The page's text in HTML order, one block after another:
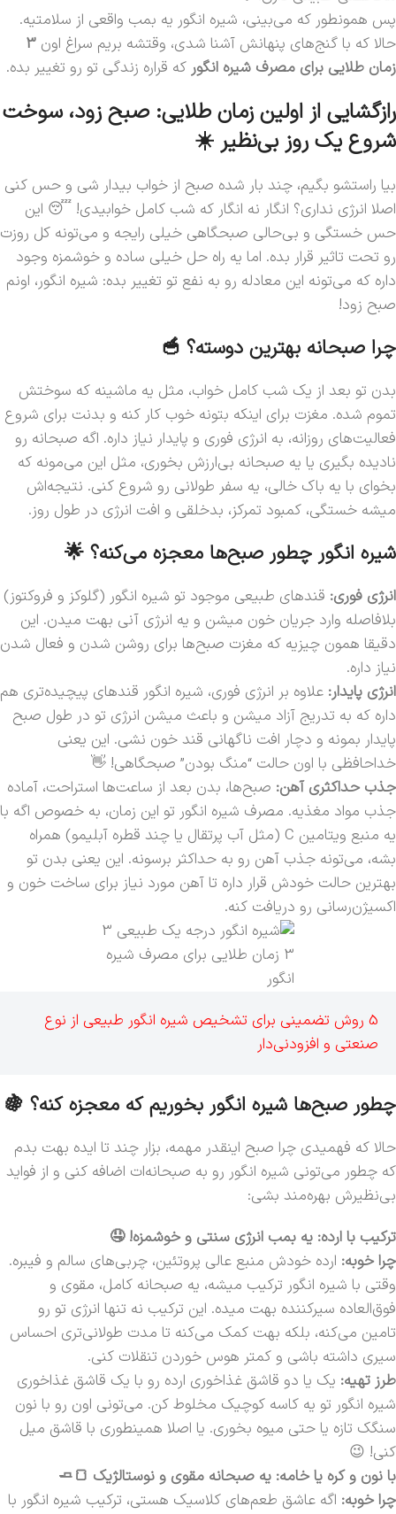
پس همونطور که می‌بینی، شیره انگور یه بمب واقعی از سلامتیه.
حالا که با گنج‌های پنهانش آشنا شدی، وقتشه بریم سراغ اون 3
زمان طلایی برای مصرف شیره انگور که قراره زندگی تو رو تغییر بده.
رازگشایی از اولین زمان طلایی: صبح زود، سوخت
شروع یک روز بی‌نظیر ☀️
بیا راستشو بگیم، چند بار شده صبح از خواب بیدار شی و حس کنی
اصلا انرژی نداری؟ انگار نه انگار که شب کامل خوابیدی! 😴 این
حس خستگی و بی‌حالی صبحگاهی خیلی رایجه و می‌تونه کل روزت
رو تحت تاثیر قرار بده. اما یه راه حل خیلی ساده و خوشمزه وجود
داره که می‌تونه این معادله رو به نفع تو تغییر بده: شیره انگور، اونم
صبح زود!
چرا صبحانه بهترین دوسته؟ 🥣
بدن تو بعد از یک شب کامل خواب، مثل یه ماشینه که سوختش
تموم شده. مغزت برای اینکه بتونه خوب کار کنه و بدنت برای شروع
فعالیت‌های روزانه، به انرژی فوری و پایدار نیاز داره. اگه صبحانه رو
نادیده بگیری یا یه صبحانه بی‌ارزش بخوری، مثل این می‌مونه که
بخوای با یه باک خالی، یه سفر طولانی رو شروع کنی. نتیجه‌اش
میشه خستگی، کمبود تمرکز، بدخلقی و افت انرژی در طول روز.
شیره انگور چطور صبح‌ها معجزه می‌کنه؟ 🌟
انرژی فوری: قندهای طبیعی موجود تو شیره انگور (گلوکز و فروکتوز)
بلافاصله وارد جریان خون میشن و یه انرژی آنی بهت میدن. این
دقیقا همون چیزیه که مغزت صبح‌ها برای روشن شدن و فعال شدن
نیاز داره.
انرژی پایدار: علاوه بر انرژی فوری، شیره انگور قندهای پیچیده‌تری هم
داره که به تدریج آزاد میشن و باعث میشن انرژی تو در طول صبح
پایدار بمونه و دچار افت ناگهانی قند خون نشی. این یعنی
خداحافظی با اون حالت “منگ بودن” صبحگاهی! 👋
جذب حداکثری آهن: صبح‌ها، بدن بعد از ساعت‌ها استراحت، آماده
جذب مواد مغذیه. مصرف شیره انگور تو این زمان، به خصوص اگه با
یه منبع ویتامین C (مثل آب پرتقال یا چند قطره آبلیمو) همراه
بشه، می‌تونه جذب آهن رو به حداکثر برسونه. این یعنی بدن تو
بهترین حالت خودش قرار داره تا آهن مورد نیاز برای ساخت خون و
اکسیژن‌رسانی رو دریافت کنه.
3 زمان طلایی برای مصرف شیره
انگور
5 روش تضمینی برای تشخیص شیره انگور طبیعی از نوع
صنعتی و افزودنی‌دار
چطور صبح‌ها شیره انگور بخوریم که معجزه کنه؟ 🍇
حالا که فهمیدی چرا صبح اینقدر مهمه، بزار چند تا ایده بهت بدم
که چطور می‌تونی شیره انگور رو به صبحانه‌ات اضافه کنی و از فواید
بی‌نظیرش بهره‌مند بشی:
ترکیب با ارده: یه بمب انرژی سنتی و خوشمزه! 🤤
چرا خوبه: ارده خودش منبع عالی پروتئین، چربی‌های سالم و فیبره.
وقتی با شیره انگور ترکیب میشه، یه صبحانه کامل، مقوی و
فوق‌العاده سیرکننده بهت میده. این ترکیب نه تنها انرژی تو رو
تامین می‌کنه، بلکه بهت کمک می‌کنه تا مدت طولانی‌تری احساس
سیری داشته باشی و کمتر هوس خوردن تنقلات کنی.
طرز تهیه: یک یا دو قاشق غذاخوری ارده رو با یک قاشق غذاخوری
شیره انگور تو یه کاسه کوچیک مخلوط کن. می‌تونی اون رو با نون
سنگک تازه یا حتی میوه بخوری. یا اصلا همینطوری با قاشق میل
کنی! 😉
با نون و کره یا خامه: یه صبحانه مقوی و نوستالژیک 🍞🧈
چرا خوبه: اگه عاشق طعم‌های کلاسیک هستی، ترکیب شیره انگور با